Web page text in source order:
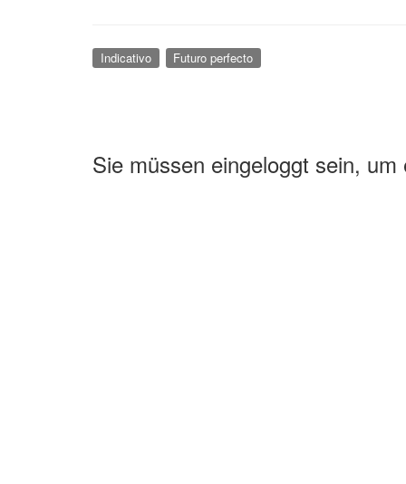
Indicativo Futuro perfecto
Sie müssen eingeloggt sein,